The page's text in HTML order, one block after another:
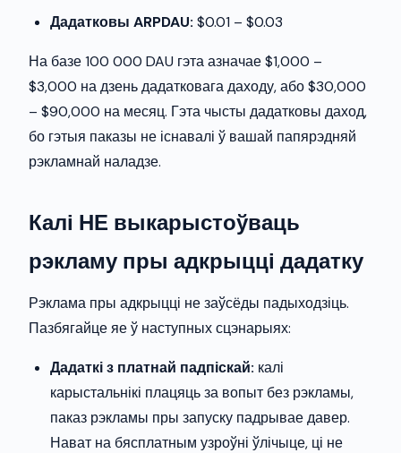
Дадатковы ARPDAU: $0.01 – $0.03
На базе 100 000 DAU гэта азначае $1,000 –
$3,000 на дзень дадатковага даходу, або $30,000
– $90,000 на месяц. Гэта чысты дадатковы даход,
бо гэтыя паказы не існавалі ў вашай папярэдняй
рэкламнай наладзе.
Калі НЕ выкарыстоўваць
рэкламу пры адкрыцці дадатку
Рэклама пры адкрыцці не заўсёды падыходзіць.
Пазбягайце яе ў наступных сцэнарыях:
Дадаткі з платнай падпіскай: калі
карыстальнікі плацяць за вопыт без рэкламы,
паказ рэкламы пры запуску падрывае давер.
Нават на бясплатным узроўні ўлічыце, ці не